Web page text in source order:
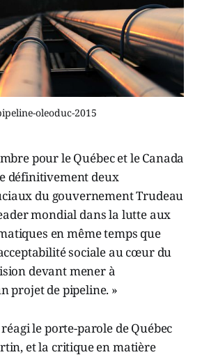
oleoduc-2015
pour le Québec et le Canada
définitivement deux
du gouvernement Trudeau
mondial dans la lutte aux
en même temps que
sociale au cœur du
devant mener à
projet de pipeline. »
réagi le porte-parole de Québec
et la critique en matière